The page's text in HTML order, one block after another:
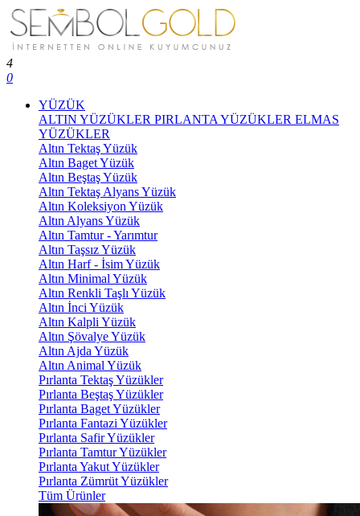
4
0
YÜZÜK
ALTIN YÜZÜKLER PIRLANTA YÜZÜKLER ELMAS
YÜZÜKLER
Altın Tektaş Yüzük
Altın Baget Yüzük
Altın Beştaş Yüzük
Altın Tektaş Alyans Yüzük
Altın Koleksiyon Yüzük
Altın Alyans Yüzük
Altın Tamtur - Yarımtur
Altın Taşsız Yüzük
Altın Harf - İsim Yüzük
Altın Minimal Yüzük
Altın Renkli Taşlı Yüzük
Altın İnci Yüzük
Altın Kalpli Yüzük
Altın Şövalye Yüzük
Altın Ajda Yüzük
Altın Animal Yüzük
Pırlanta Tektaş Yüzükler
Pırlanta Beştaş Yüzükler
Pırlanta Baget Yüzükler
Pırlanta Fantazi Yüzükler
Pırlanta Safir Yüzükler
Pırlanta Tamtur Yüzükler
Pırlanta Yakut Yüzükler
Pırlanta Zümrüt Yüzükler
Tüm Ürünler